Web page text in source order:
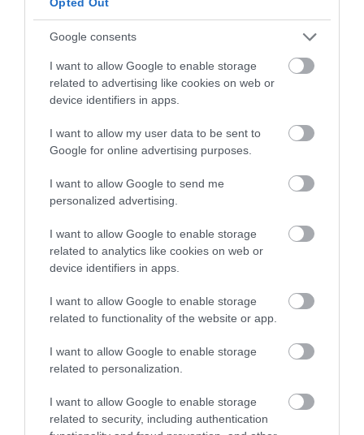
Google consents
I want to allow Google to enable storage
related to advertising like cookies on web or
device identifiers in apps.
I want to allow my user data to be sent to
Google for online advertising purposes.
I want to allow Google to send me
personalized advertising.
I want to allow Google to enable storage
related to analytics like cookies on web or
device identifiers in apps.
I want to allow Google to enable storage
related to functionality of the website or app.
I want to allow Google to enable storage
related to personalization.
I want to allow Google to enable storage
related to security, including authentication
Rellena los huevos.
Utilizando una cuchara pequeña o un cuchillo
con punta redondeada, rellena el hueco del
huevo formando un pequeño montículo.
Alisaremos la superficie para darle un
acabado más atractivo.